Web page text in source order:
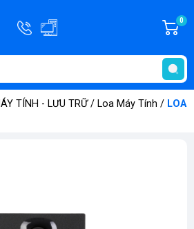
Hotline
0908.181.686
-
0
TÍNH - LƯU TRỮ/ Loa Máy Tính / LOA